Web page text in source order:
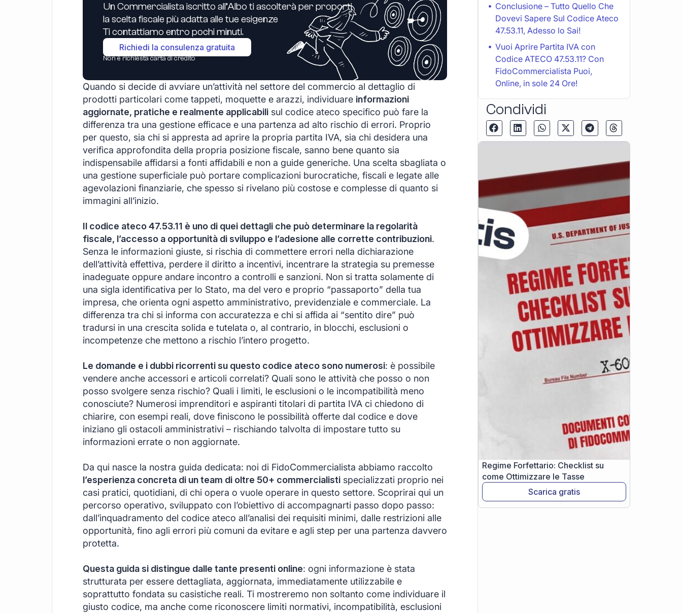
Un Commercialista iscritto all’Albo ti ascolterà per proporti
la scelta fiscale più adatta alle tue esigenze
Ti contattiamo entro pochi minuti.
Richiedi la consulenza gratuita
Non è richiesta carta di credito
Quando si decide di avviare un’attività nel settore del commercio al dettaglio di
prodotti particolari come tappeti, moquette e arazzi, individuare informazioni
aggiornate, pratiche e realmente applicabili sul codice ateco specifico può fare la
differenza tra una gestione efficace e una partenza ad alto rischio di errori. Proprio
per questo, sia chi si appresta ad aprire la propria partita IVA, sia chi desidera una
verifica approfondita della propria posizione fiscale, sanno bene quanto sia
indispensabile affidarsi a fonti affidabili e non a guide generiche. Una scelta sbagliata o
una gestione superficiale può portare complicazioni burocratiche, fiscali e legate alle
agevolazioni finanziarie, che spesso si rivelano più costose e complesse di quanto si
immagini all’inizio.
Il codice ateco 47.53.11 è uno di quei dettagli che può determinare la regolarità
fiscale, l’accesso a opportunità di sviluppo e l’adesione alle corrette contribuzioni.
Senza le informazioni giuste, si rischia di commettere errori nella dichiarazione
dell’attività effettiva, perdere il diritto a incentivi, incentrare la strategia su premesse
inadeguate oppure andare incontro a controlli e sanzioni. Non si tratta solamente di
una sigla identificativa per lo Stato, ma del vero e proprio “passaporto” della tua
impresa, che orienta ogni aspetto amministrativo, previdenziale e commerciale. La
differenza tra chi si informa con accuratezza e chi si affida ai “sentito dire” può
tradursi in una crescita solida e tutelata o, al contrario, in blocchi, esclusioni o
incompetenze che mettono a rischio l’intero progetto.
Le domande e i dubbi ricorrenti su questo codice ateco sono numerosi: è possibile
vendere anche accessori e articoli correlati? Quali sono le attività che posso o non
posso svolgere senza rischio? Quali i limiti, le esclusioni o le incompatibilità meno
conosciute? Numerosi imprenditori e aspiranti titolari di partita IVA ci chiedono di
chiarire, con esempi reali, dove finiscono le possibilità offerte dal codice e dove
iniziano gli ostacoli amministrativi – rischiando talvolta di impostare tutto su
informazioni errate o non aggiornate.
Da qui nasce la nostra guida dedicata: noi di FidoCommercialista abbiamo raccolto
l’esperienza concreta di un team di oltre 50+ commercialisti specializzati proprio nei
casi pratici, quotidiani, di chi opera o vuole operare in questo settore. Scoprirai qui un
percorso operativo, sviluppato con l’obiettivo di accompagnarti passo dopo passo:
dall’inquadramento del codice ateco all’analisi dei requisiti minimi, dalle restrizioni alle
opportunità, fino agli errori più comuni da evitare e agli step per una partenza davvero
protetta.
Questa guida si distingue dalle tante presenti online: ogni informazione è stata
strutturata per essere dettagliata, aggiornata, immediatamente utilizzabile e
soprattutto fondata su casistiche reali. Ti mostreremo non soltanto come individuare il
giusto codice, ma anche come riconoscere limiti normativi, incompatibilità, esclusioni
Conclusione – Tutto Quello Che
Dovevi Sapere Sul Codice Ateco
47.53.11, Adesso lo Sai!
Vuoi Aprire Partita IVA con
Codice ATECO 47.53.11? Con
FidoCommercialista Puoi,
Online, in sole 24 Ore!
Condividi
Regime Forfettario: Checklist su
come Ottimizzare le Tasse
Scarica gratis